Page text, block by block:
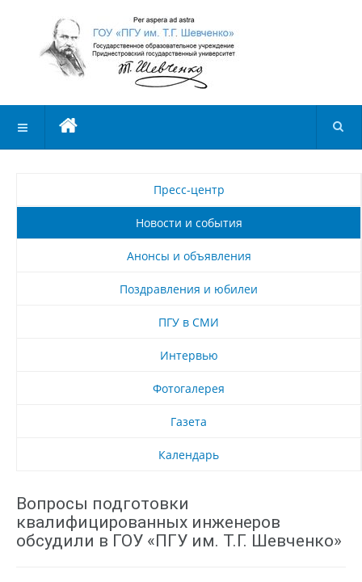
Пресс-центр
Новости и события
Анонсы и объявления
Поздравления и юбилеи
ПГУ в СМИ
Интервью
Фотогалерея
Газета
Календарь
Вопросы подготовки
квалифицированных инженеров
обсудили в ГОУ «ПГУ им. Т.Г. Шевченко»